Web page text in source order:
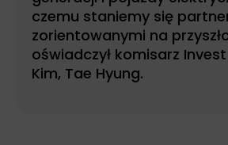
czemu staniemy się
zorientowanymi na
oświadczył komisarz Invest
Kim, Tae Hyung.